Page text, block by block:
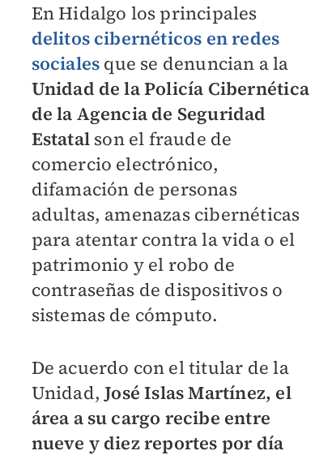
En Hidalgo los principales
delitos cibernéticos en redes
sociales que se denuncian a la
Unidad de la Policía Cibernética
de la Agencia de Seguridad
Estatalson el fraude de
comercio electrónico,
difamación de personas
adultas, amenazas cibernéticas
para atentar contra la vida o el
patrimonio y el robo de
contraseñas de dispositivos o
sistemas de cómputo.
De acuerdo con el titular de la
Unidad,José Islas Martínez, el
área a su cargo recibe entre
nueve y diez reportes por día